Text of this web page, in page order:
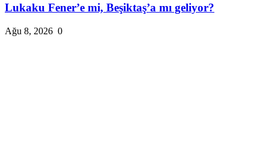
Lukaku Fener’e mi, Beşiktaş’a mı geliyor?
Ağu 8, 2026 0